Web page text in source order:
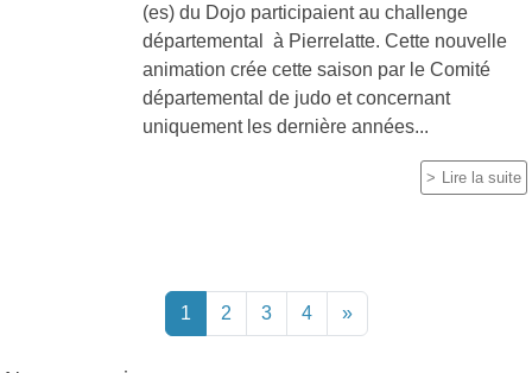
(es) du Dojo participaient au challenge
départemental à Pierrelatte. Cette nouvelle
animation crée cette saison par le Comité
départemental de judo et concernant
uniquement les dernière années...
Lire la suite
1 2 3 4 »